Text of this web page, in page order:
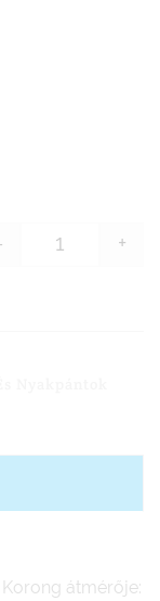
Kulcstartó
+
átmérője: